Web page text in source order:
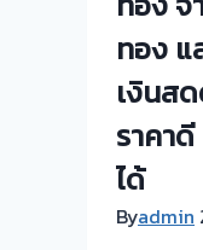
ทอง แ
เงินส
ราคา
ได้
Byadmin